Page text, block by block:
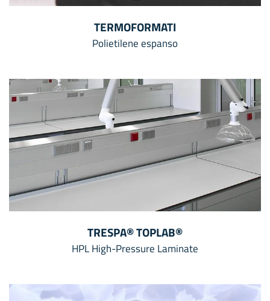
TERMOFORMATI
Polietilene espanso
TRESPA® TOPLAB®
HPL High-Pressure Laminate